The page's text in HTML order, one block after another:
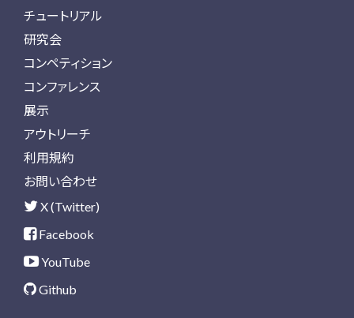
チュートリアル
研究会
コンペティション
コンファレンス
展示
アウトリーチ
利用規約
お問い合わせ
X (Twitter)
Facebook
YouTube
Github